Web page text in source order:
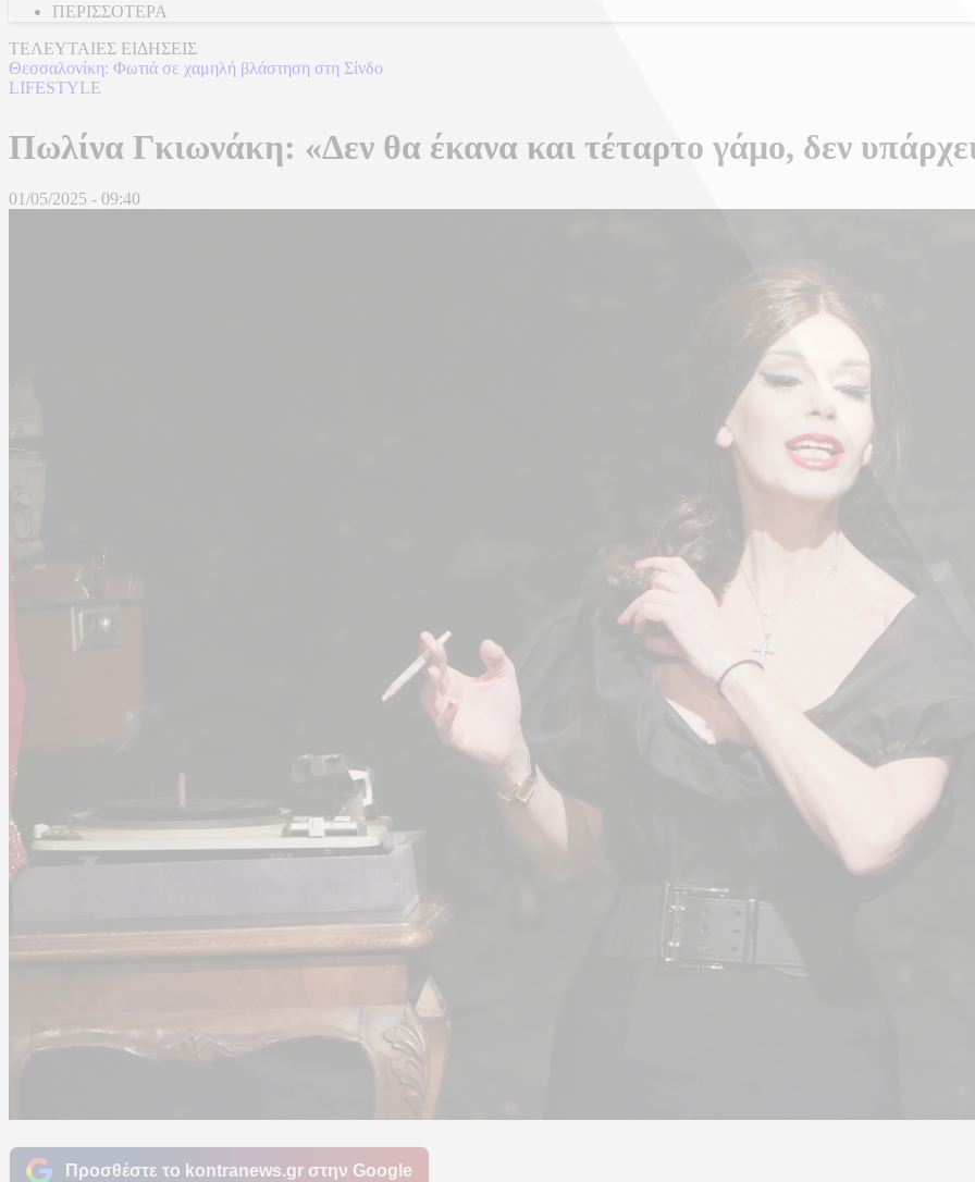
ΠΕΡΙΣΣΟΤΕΡΑ
ΤΕΛΕΥΤΑΙΕΣ ΕΙΔΗΣΕΙΣ
Θεσσαλονίκη: Φωτιά σε χαμηλή βλάστηση στη Σίνδο
LIFESTYLE
Πωλίνα Γκιωνάκη: «Δεν θα έκανα και τέταρτο γάμο, δεν
01/05/2025 - 09:40
Προσθέστε το kontranews.gr στην Google